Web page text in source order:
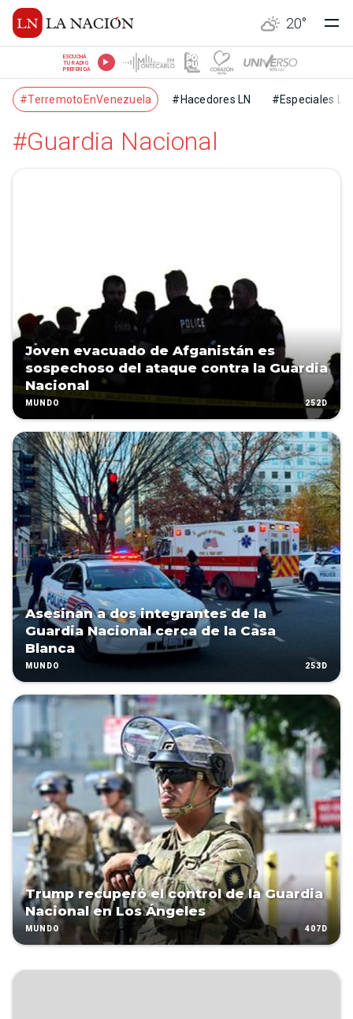
20°
ESCUCHÁ
TU RADIO
PREFERIDA
#TerremotoEnVenezuela #Hacedores LN #Especiales LN
#Guardia Nacional
Joven evacuado de Afganistán es
sospechoso del ataque contra la Guardia
Nacional
MUNDO 252D
Asesinan a dos integrantes de la
Guardia Nacional cerca de la Casa
Blanca
MUNDO 253D
Trump recuperó el control de la Guardia
Nacional en Los Ángeles
MUNDO 407D